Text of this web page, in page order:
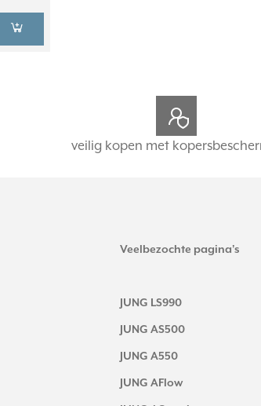
veilig kopen met
Veelbezochte pagina's
JUNG LS990
JUNG AS500
JUNG A550
JUNG AFlow